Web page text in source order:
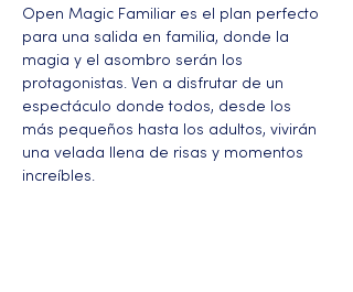
Open Magic Familiar es el plan perfecto
para una salida en familia, donde la
magia y el asombro serán los
protagonistas. Ven a disfrutar de un
espectáculo donde todos, desde los
más pequeños hasta los adultos, vivirán
una velada llena de risas y momentos
increíbles.